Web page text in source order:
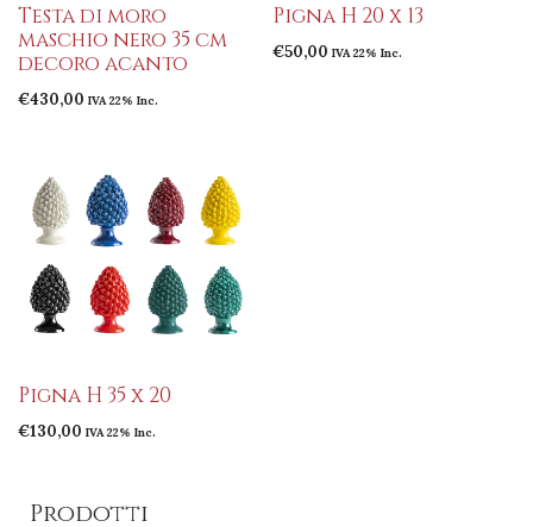
Testa di moro
maschio nero 35 cm
decoro acanto
€430,00 IVA 22% Inc.
Pigna H 20 x 13
€50,00 IVA 22% Inc.
Pigna H 35 x 20
€130,00 IVA 22% Inc.
Prodotti